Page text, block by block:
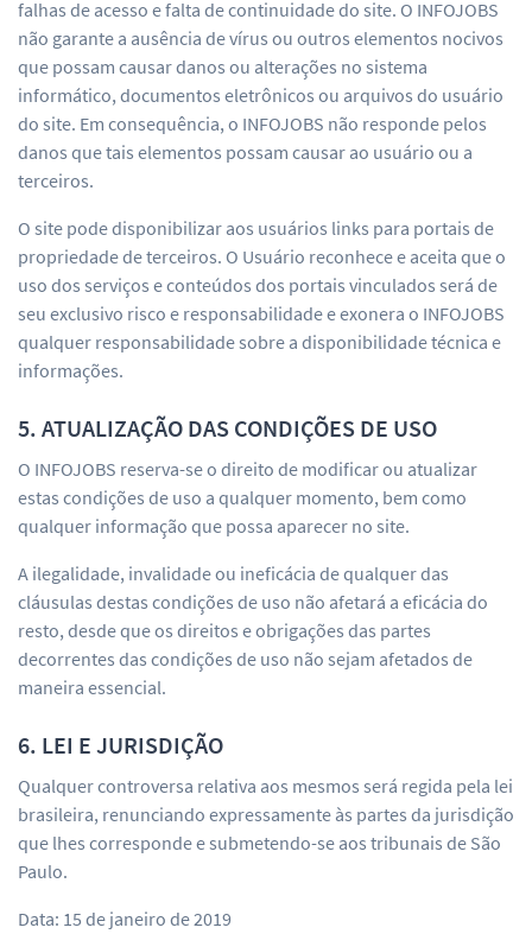
falhas de acesso e falta de continuidade do site. O INFOJOBS
não garante a ausência de vírus ou outros elementos nocivos
que possam causar danos ou alterações no sistema
informático, documentos eletrônicos ou arquivos do usuário
do site. Em consequência, o INFOJOBS não responde pelos
danos que tais elementos possam causar ao usuário ou a
terceiros.
O site pode disponibilizar aos usuários links para portais de
propriedade de terceiros. O Usuário reconhece e aceita que o
uso dos serviços e conteúdos dos portais vinculados será de
seu exclusivo risco e responsabilidade e exonera o INFOJOBS
qualquer responsabilidade sobre a disponibilidade técnica e
informações.
5. ATUALIZAÇÃO DAS CONDIÇÕES DE USO
O INFOJOBS reserva-se o direito de modificar ou atualizar
estas condições de uso a qualquer momento, bem como
qualquer informação que possa aparecer no site.
A ilegalidade, invalidade ou ineficácia de qualquer das
cláusulas destas condições de uso não afetará a eficácia do
resto, desde que os direitos e obrigações das partes
decorrentes das condições de uso não sejam afetados de
maneira essencial.
6. LEI E JURISDIÇÃO
Qualquer controversa relativa aos mesmos será regida pela lei
brasileira, renunciando expressamente às partes da jurisdição
que lhes corresponde e submetendo-se aos tribunais de São
Paulo.
Data: 15 de janeiro de 2019